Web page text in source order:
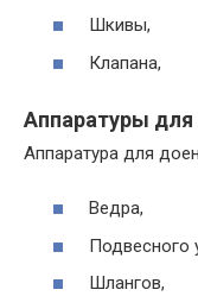
Шкивы,
Клапана,
Аппаратуры для
Аппаратура для
Ведра,
Подвесного
Шлангов,